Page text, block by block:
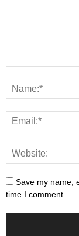
Save my name,
time I comment.